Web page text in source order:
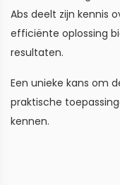
Abs deelt zijn kennis
efficiënte oplossing
resultaten.
Een unieke kans om
praktische
kennen.